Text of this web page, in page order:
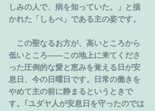
しみの人で、病を知っていた。」と描
かれた「しもべ」である主の姿です。
この聖なるお方が、高いところから
低いところ—―この地上に来てくださ
った圧倒的な愛と恵みを覚える日が安
息日、今の日曜日です。日常の働きを
やめて主の前に静まるというときで
す。｢ユダヤ人が安息日を守ったのでは